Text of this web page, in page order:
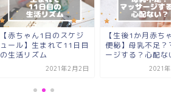
【赤ちゃん1日のスケジ
ュール】生まれて11日目
の生活リズム
2021年2月2日
【生後1か月赤ちゃ
便秘】母乳不足？マ
ージする？心配ない
2021年3